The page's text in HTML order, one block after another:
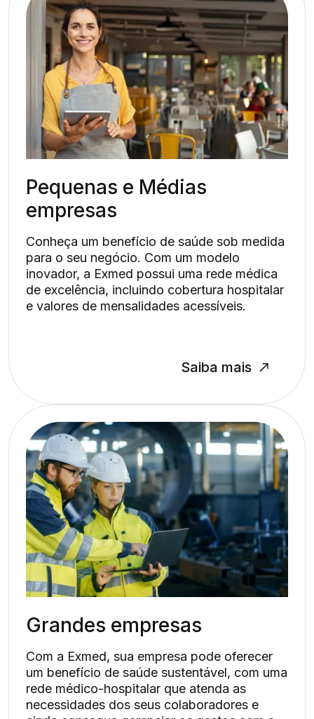
Pequenas e Médias
empresas
Conheça um benefício de saúde sob medida
para o seu negócio. Com um modelo
inovador, a Exmed possui uma rede médica
de excelência, incluindo cobertura hospitalar
e valores de mensalidades acessíveis.
Saiba mais
Grandes empresas
Com a Exmed, sua empresa pode oferecer
um benefício de saúde sustentável, com uma
rede médico-hospitalar que atenda as
necessidades dos seus colaboradores e